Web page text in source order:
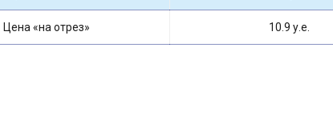
Цена «на отрез» 10.9 у.е.